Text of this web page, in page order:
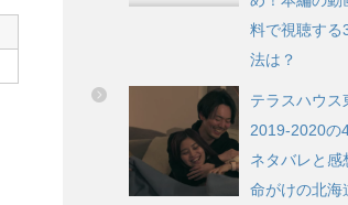
料で視聴する
法は？
テラスハウス
2019-2020の
ネタバレと感
命がけの北海